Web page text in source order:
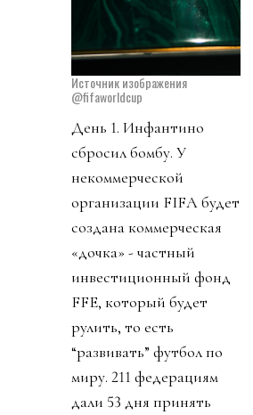
Источник изображения
@fifaworldcup
День 1. Инфантино
сбросил бомбу. У
некоммерческой
организации FIFA будет
создана коммерческая
«дочка» - частный
инвестиционный фонд
FFE, который будет
рулить, то есть
“развивать” футбол по
миру. 211 федерациям
дали 53 дня принять